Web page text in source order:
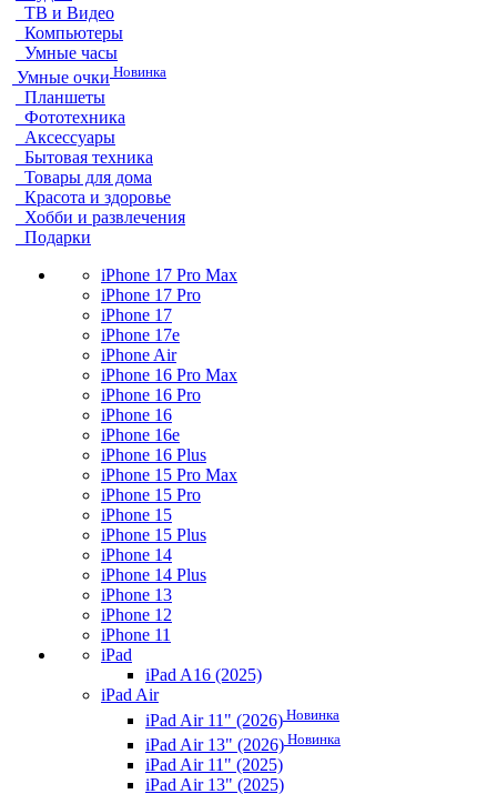
ТВ и Видео
Компьютеры
Умные часы
Умные очки Новинка
Планшеты
Фототехника
Аксессуары
Бытовая техника
Товары для дома
Красота и здоровье
Хобби и развлечения
Подарки
iPhone 17 Pro Max
iPhone 17 Pro
iPhone 17
iPhone 17e
iPhone Air
iPhone 16 Pro Max
iPhone 16 Pro
iPhone 16
iPhone 16e
iPhone 16 Plus
iPhone 15 Pro Max
iPhone 15 Pro
iPhone 15
iPhone 15 Plus
iPhone 14
iPhone 14 Plus
iPhone 13
iPhone 12
iPhone 11
iPad
iPad A16 (2025)
iPad Air
iPad Air 11" (2026) Новинка
iPad Air 13" (2026) Новинка
iPad Air 11" (2025)
iPad Air 13" (2025)